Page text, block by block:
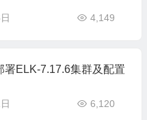
4,149
署ELK-7.17.6集群及配置
6,120